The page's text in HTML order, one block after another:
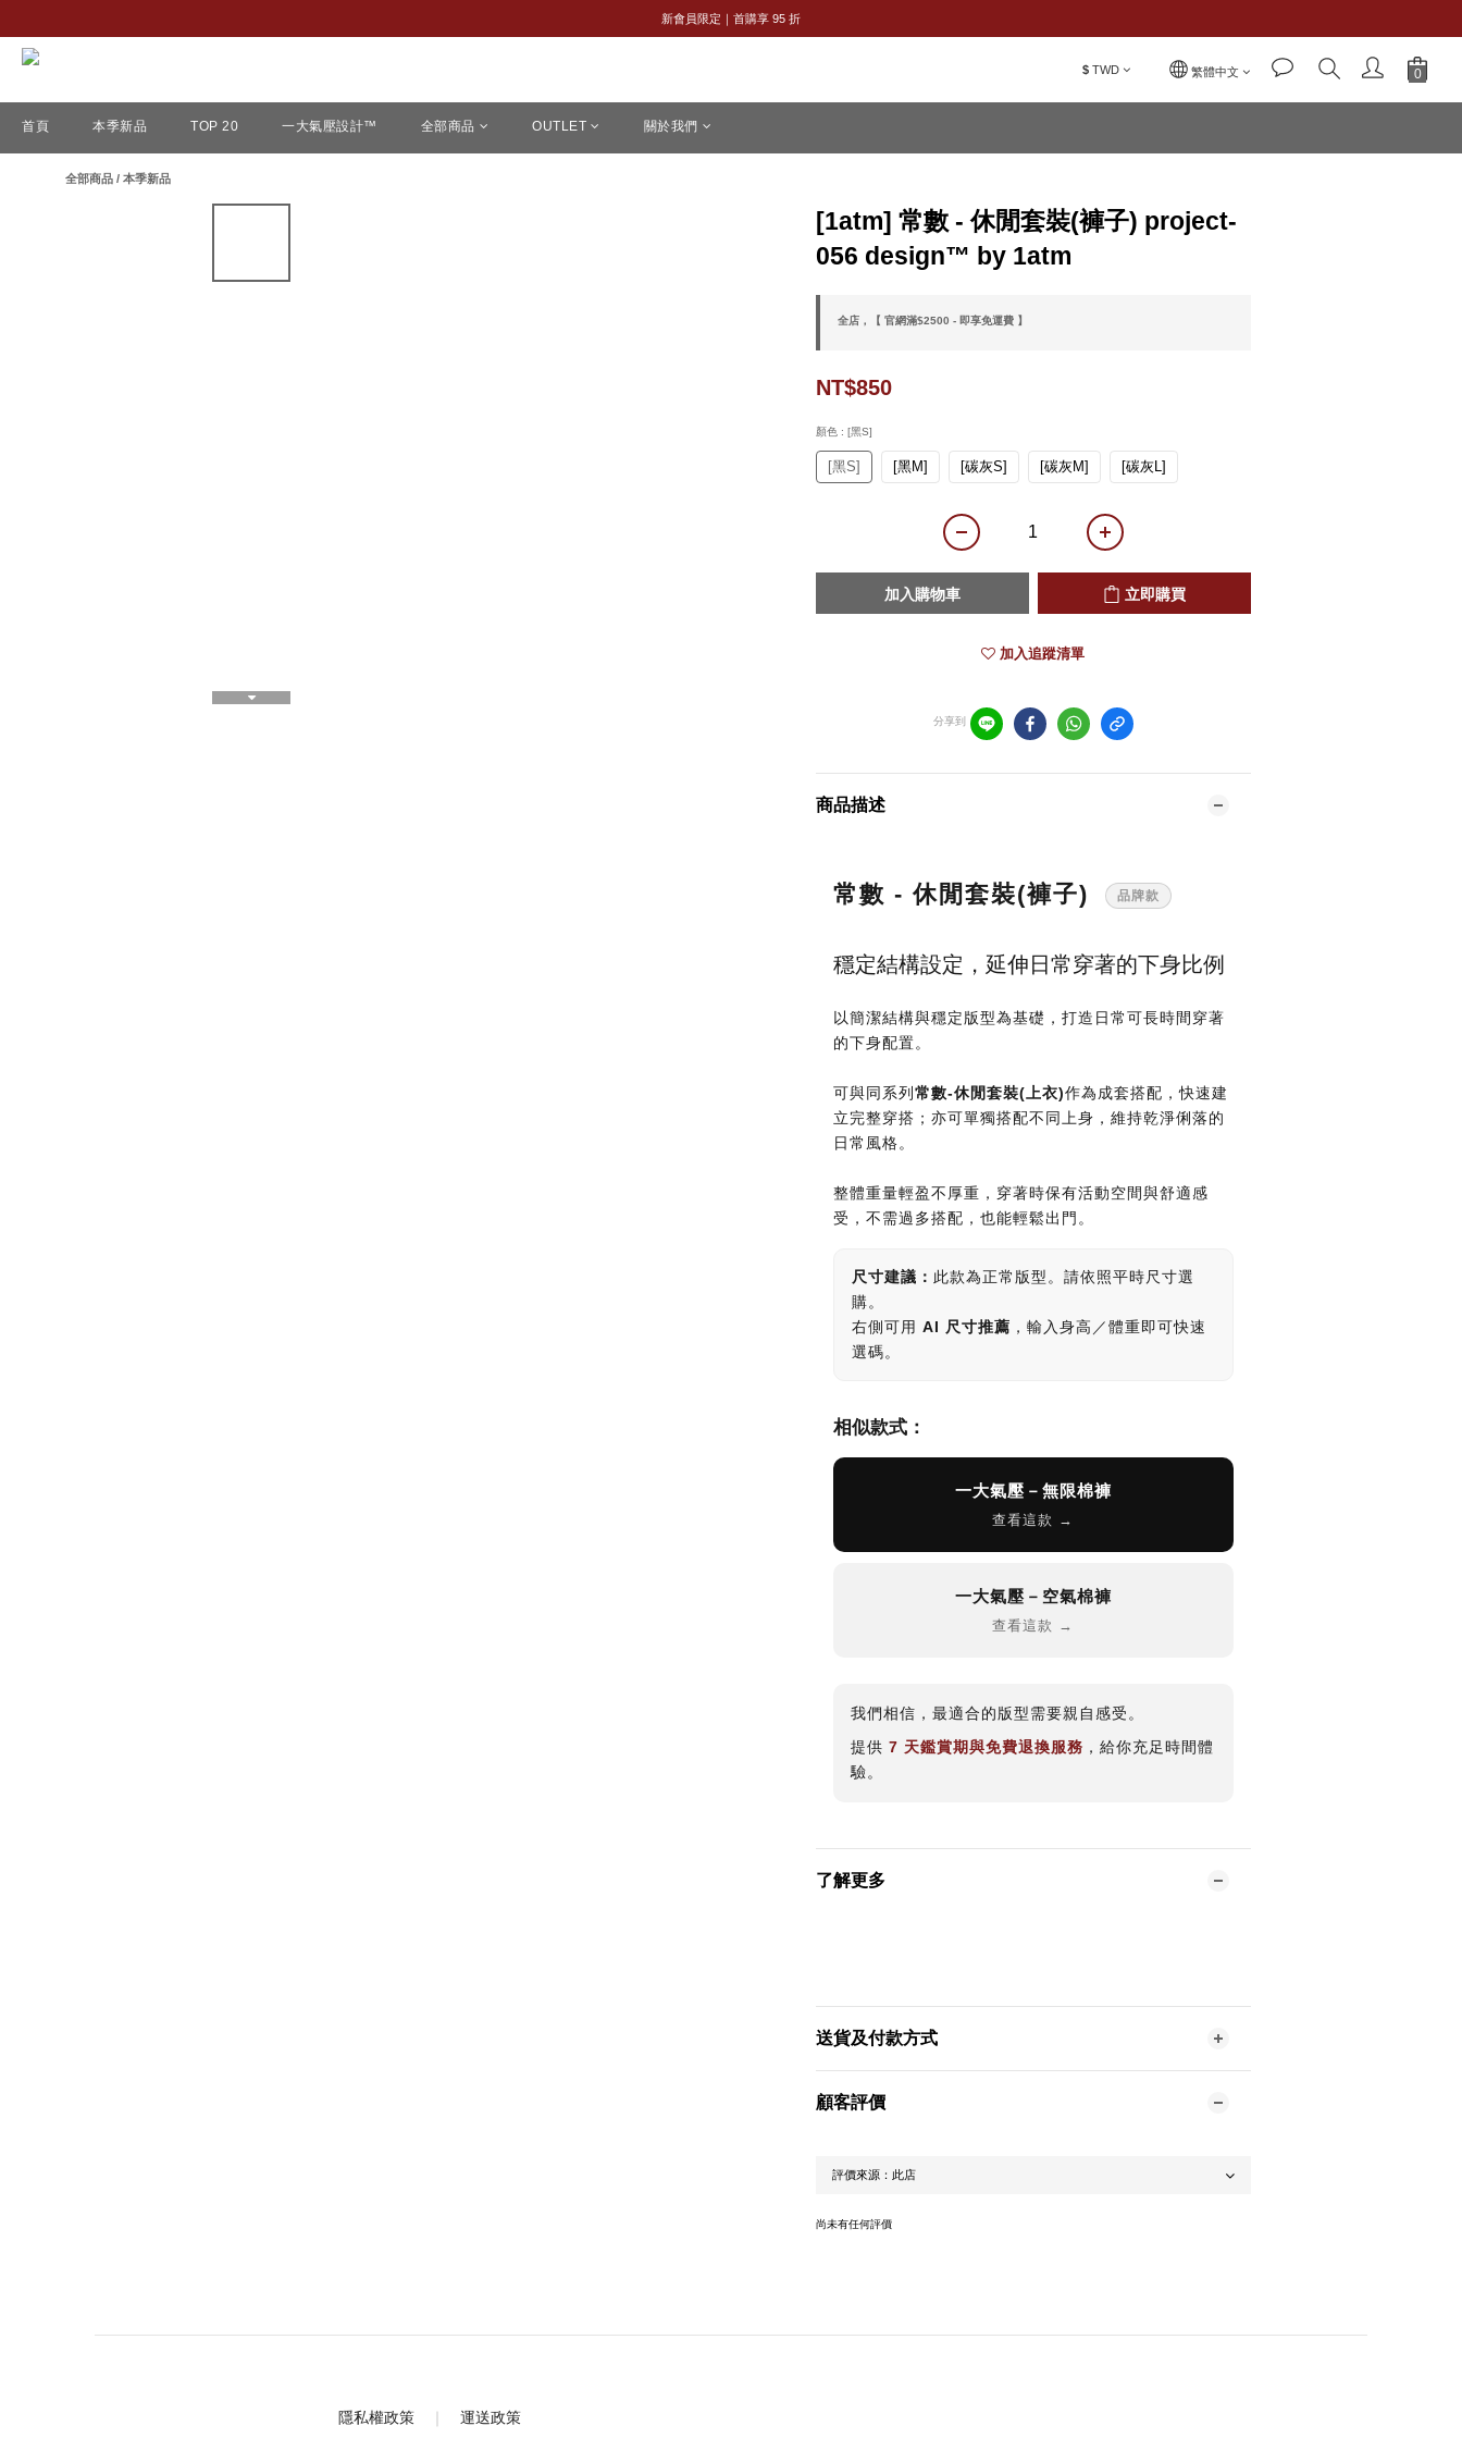
全館購物滿 NT$2,500｜享免運
新會員限定｜首購享 95 折
$ TWD 繁體中文
首頁 本季新品 TOP 20 一大氣壓設計™ 全部商品 OUTLET 關於我們
全部商品 / 本季新品
[1atm] 常數 - 休閒套裝(褲子) project-
056 design™ by 1atm
全店，【 官網滿$2500 - 即享免運費 】
NT$850
顏色 : [黑S]
[黑S] [黑M] [碳灰S] [碳灰M] [碳灰L]
加入購物車 立即購買
加入追蹤清單
分享到
商品描述
常數 - 休閒套裝(褲子) 品牌款
穩定結構設定，延伸日常穿著的下身比例
以簡潔結構與穩定版型為基礎，打造日常可長時間穿著
的下身配置。
可與同系列 常數-休閒套裝(上衣)作為成套搭配，快速建
立完整穿搭；亦可單獨搭配不同上身，維持乾淨俐落的
日常風格。
整體重量輕盈不厚重，穿著時保有活動空間與舒適感
受，不需過多搭配，也能輕鬆出門。
尺寸建議： 此款為正常版型。請依照平時尺寸選
購。
右側可用 AI 尺寸推薦 ，輸入身高／體重即可快速
選碼。
相似款式：
一大氣壓－無限棉褲
查看這款 →
一大氣壓－空氣棉褲
查看這款 →
我們相信，最適合的版型需要親自感受。
提供 7 天鑑賞期與免費退換服務 ，給你充足時間體
驗。
了解更多
送貨及付款方式
顧客評價
尚未有任何評價
立即購買
隱私權政策 ｜ 運送政策